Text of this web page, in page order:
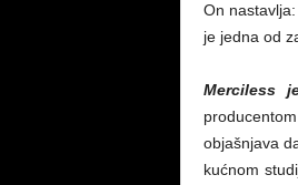
On
je jedna od
Merciless
objašnjava
kućnom